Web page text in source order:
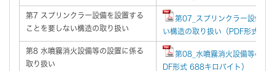
第7 スプリンクラー設備を設置する
ことを要しない構造の取り扱い
第07_スプリンクラー設備を
い構造の取り扱い（PDF形式
第8 水噴霧消火設備等の設置に係る
取り扱い
第08_水噴霧消火設備等の設
DF形式 688キロバイト）